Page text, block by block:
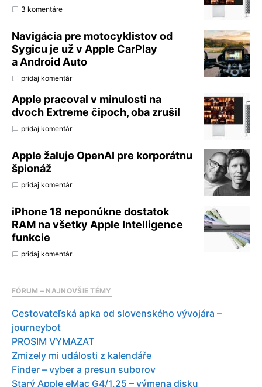
3 komentáre
Navigácia pre motocyklistov od
Sygicu je už v Apple CarPlay
a Android Auto
pridaj komentár
Apple pracoval v minulosti na
dvoch Extreme čipoch, oba zrušil
pridaj komentár
Apple žaluje OpenAI pre korporátnu
špionáž
pridaj komentár
iPhone 18 neponúkne dostatok
RAM na všetky Apple Intelligence
funkcie
pridaj komentár
FÓRUM – NAJNOVŠIE TÉMY
Cestovateľská apka od slovenského vývojára –
journeybot
PROSIM VYMAZAT
Zmizely mi události z kalendáře
Finder – vyber a presun suborov
Starý Apple eMac G4/1.25 – výmena disku